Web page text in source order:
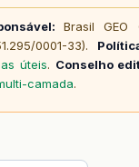
Brasil GEO
0001-33).
úteis. Conselho
camada.